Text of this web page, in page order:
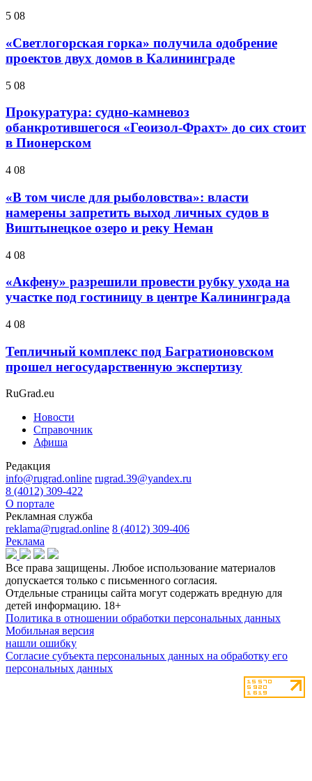
5 08
«Светлогорская горка» получила одобрение
проектов двух домов в Калининграде
5 08
Прокуратура: судно-камневоз
обанкротившегося «Геоизол-Фрахт» до сих стоит
в Пионерском
4 08
«В том числе для рыболовства»: власти
намерены запретить выход личных судов в
Виштынецкое озеро и реку Неман
4 08
«Акфену» разрешили провести рубку ухода на
участке под гостиницу в центре Калининграда
4 08
Тепличный комплекс под Багратионовском
прошел негосударственную экспертизу
RuGrad.eu
Новости
Справочник
Афиша
Редакция
info@rugrad.online rugrad.39@yandex.ru
8 (4012) 309-422
О портале
Рекламная служба
reklama@rugrad.online 8 (4012) 309-406
Реклама
Все права защищены. Любое использование материалов
допускается только с письменного согласия.
Отдельные страницы сайта могут содержать вредную для
детей информацию. 18+
Политика в отношении обработки персональных данных
Мобильная версия
нашли ошибку
Согласие субъекта персональных данных на обработку его
персональных данных